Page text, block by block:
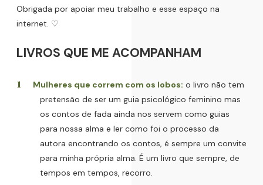
Obrigada por apoiar meu trabalho e esse espaço na
internet. ♡
LIVROS QUE ME ACOMPANHAM
Mulheres que correm com os lobos: o livro não tem
pretensão de ser um guia psicológico feminino mas
os contos de fada ainda nos servem como guias
para nossa alma e ler como foi o processo da
autora encontrando os contos, é sempre um convite
para minha própria alma. É um livro que sempre, de
tempos em tempos, recorro.